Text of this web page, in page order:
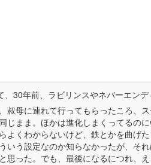
、30年前、ラビリンスやネバーエン
叔母に連れて行ってもらったころ、
じまま。ほかは進化しまくってるの
よくわからないけど、鉄とかを曲げ
いう設定なのか知らなかったが、そ
思った。でも、最後になるにつれ、